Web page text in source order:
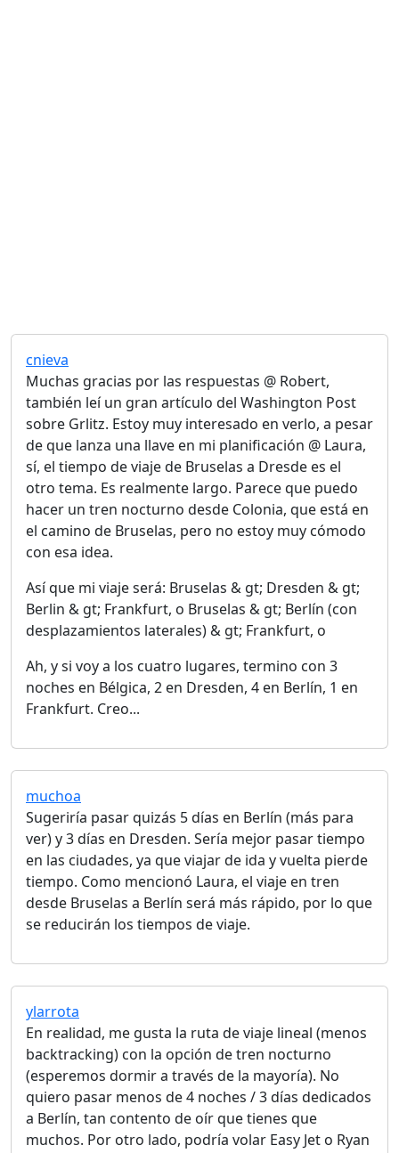
cnieva
Muchas gracias por las respuestas @ Robert,
también leí un gran artículo del Washington Post
sobre Grlitz. Estoy muy interesado en verlo, a pesar
de que lanza una llave en mi planificación @ Laura,
sí, el tiempo de viaje de Bruselas a Dresde es el
otro tema. Es realmente largo. Parece que puedo
hacer un tren nocturno desde Colonia, que está en
el camino de Bruselas, pero no estoy muy cómodo
con esa idea.
Así que mi viaje será: Bruselas & gt; Dresden & gt;
Berlin & gt; Frankfurt, o Bruselas & gt; Berlín (con
desplazamientos laterales) & gt; Frankfurt, o
Ah, y si voy a los cuatro lugares, termino con 3
noches en Bélgica, 2 en Dresden, 4 en Berlín, 1 en
Frankfurt. Creo...
muchoa
Sugeriría pasar quizás 5 días en Berlín (más para
ver) y 3 días en Dresden. Sería mejor pasar tiempo
en las ciudades, ya que viajar de ida y vuelta pierde
tiempo. Como mencionó Laura, el viaje en tren
desde Bruselas a Berlín será más rápido, por lo que
se reducirán los tiempos de viaje.
ylarrota
En realidad, me gusta la ruta de viaje lineal (menos
backtracking) con la opción de tren nocturno
(esperemos dormir a través de la mayoría). No
quiero pasar menos de 4 noches / 3 días dedicados
a Berlín, tan contento de oír que tienes que
muchos. Por otro lado, podría volar Easy Jet o Ryan